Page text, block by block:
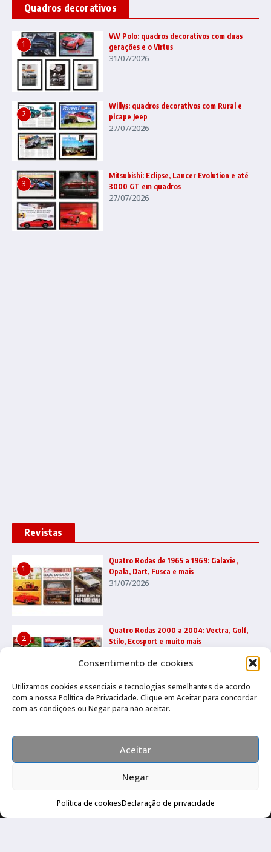
Consentimento de cookies
Utilizamos cookies essenciais e tecnologias semelhantes de acordo
com a nossa Política de Privacidade. Clique em Aceitar para concordar
com as condições ou Negar para não aceitar.
Aceitar
Negar
Política de cookiesDeclaração de privacidade
Quadros decorativos
1
VW Polo: quadros decorativos com duas
gerações e o Virtus
31/07/2026
2
Willys: quadros decorativos com Rural e
picape Jeep
27/07/2026
3
Mitsubishi: Eclipse, Lancer Evolution e até
3000 GT em quadros
27/07/2026
Revistas
1
Quatro Rodas de 1965 a 1969: Galaxie,
Opala, Dart, Fusca e mais
31/07/2026
2
Quatro Rodas 2000 a 2004: Vectra, Golf,
Stilo, Ecosport e muito mais
3
Quatro Rodas 1995 a 1999: Ka, Marea,
grandes esportivos e mais